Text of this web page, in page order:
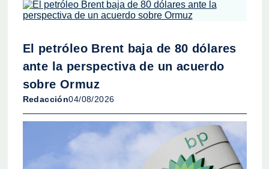
El petróleo Brent baja de 80 dólares
ante la perspectiva de un acuerdo
sobre Ormuz
Redacción04/08/2026